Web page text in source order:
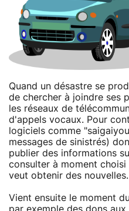
Quand un désastre se
de chercher à joindre ses
les réseaux de
d'appels vocaux. Pour
logiciels comme
messages de sinistrés)
publier des informations
consulter à moment
veut obtenir des nouvelles.
Vient ensuite le moment
par exemple des dons